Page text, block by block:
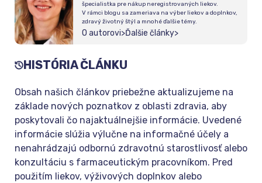
špecialistka pre nákup neregistrovaných liekov.
V rámci blogu sa zameriava na výber liekov a doplnkov,
zdravý životný štýl a mnohé ďalšie témy.
O autorovi>Ďalšie články>
HISTÓRIA ČLÁNKU
Obsah našich článkov priebežne aktualizujeme na
základe nových poznatkov z oblasti zdravia, aby
poskytovali čo najaktuálnejšie informácie. Uvedené
informácie slúžia výlučne na informačné účely a
nenahrádzajú odbornú zdravotnú starostlivosť alebo
konzultáciu s farmaceutickým pracovníkom. Pred
použitím liekov, výživových doplnkov alebo